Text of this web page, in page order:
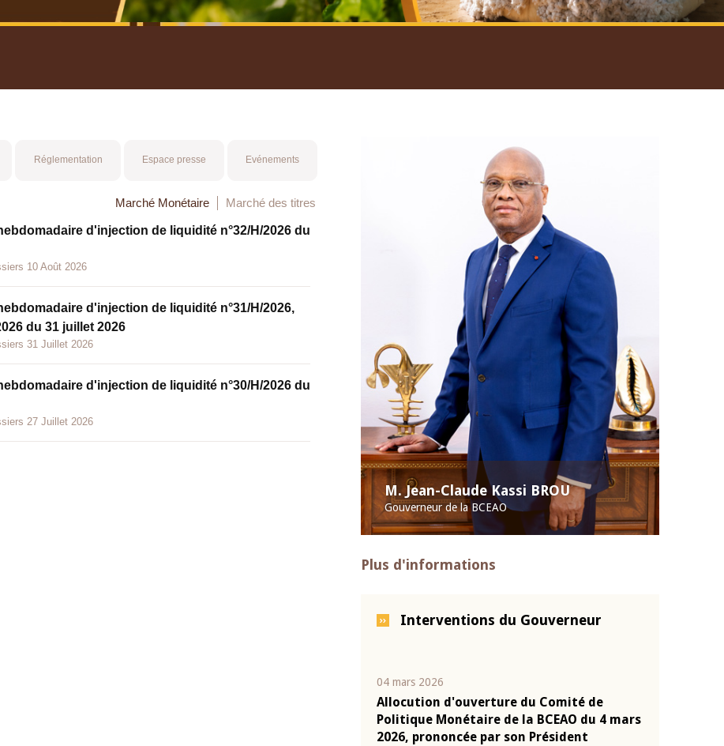
M. Jean-Claude Kassi BROU
Gouverneur de la BCEAO
Plus d'informations
Interventions du Gouverneur
04 mars 2026
Allocution d'ouverture du Comité de
Politique Monétaire de la BCEAO du 4 mars
2026, prononcée par son Président
Réglementation Espace presse Evénements
Marché Monétaire Marché des titres
d'injection de liquidité n°32/H/2026 du
10 Août 2026
d'injection de liquidité n°31/H/2026,
du 31 juillet 2026
31 Juillet 2026
d'injection de liquidité n°30/H/2026 du
27 Juillet 2026